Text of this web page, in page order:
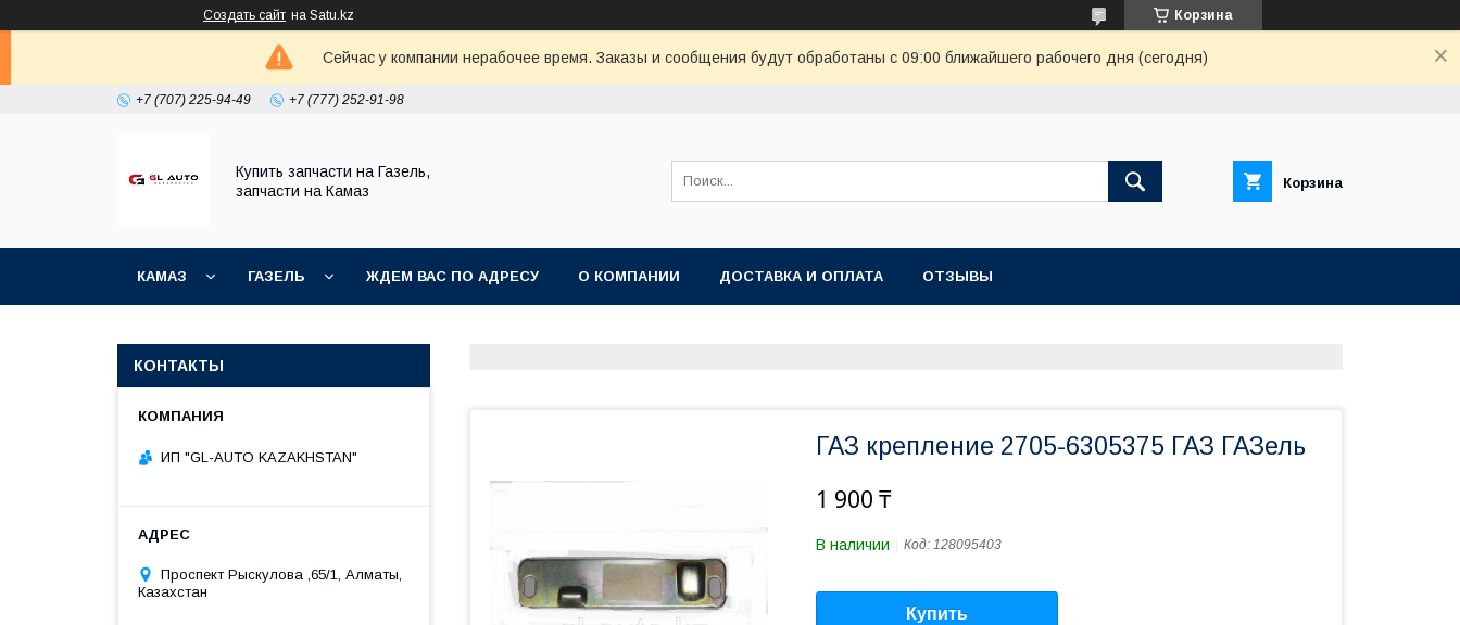
Создать сайт на Satu.kz Корзина
Сейчас у компании нерабочее время. Заказы и сообщения будут обработаны с 09:00 ближайшего рабочего дня (сегодня)
+7 (707) 225-94-49 +7 (777) 252-91-98
Купить запчасти на Газель,
запчасти на Камаз
Корзина
КАМАЗ ГАЗЕЛЬ ЖДЕМ ВАС ПО АДРЕСУ О КОМПАНИИ ДОСТАВКА И ОПЛАТА ОТЗЫВЫ
ГАЗ крепление 2705-6305375 ГАЗ ГАЗель
1 900 ₸
В наличии Код: 128095403
Купить
КОНТАКТЫ
ИП "GL-AUTO KAZAKHSTAN"
Проспект Рыскулова ,65/1, Алматы,
Казахстан